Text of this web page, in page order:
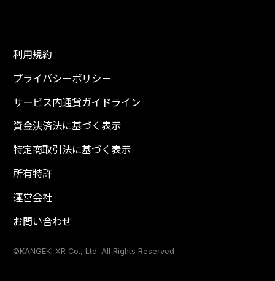
利用規約
プライバシーポリシー
サービス内通貨ガイドライン
資金決済法に基づく表示
特定商取引法に基づく表示
所有特許
運営会社
お問い合わせ
©KANGEKI XR Co., Ltd. All Rights Reserved